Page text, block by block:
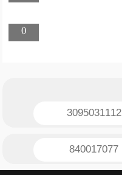
0
3095031112
840017077